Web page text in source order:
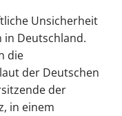
Unsicherheit
in Deutschland.
die
der Deutschen
der
in einem